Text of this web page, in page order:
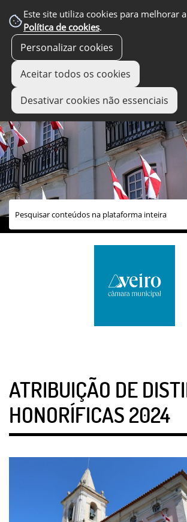
Este site utiliza cookies para melhorar
Política de cookies.
Personalizar cookies
Aceitar todos os cookies
Desativar cookies não essenciais
links úteis
ATRIBUIÇÃO DE
HONORÍFICAS 2024